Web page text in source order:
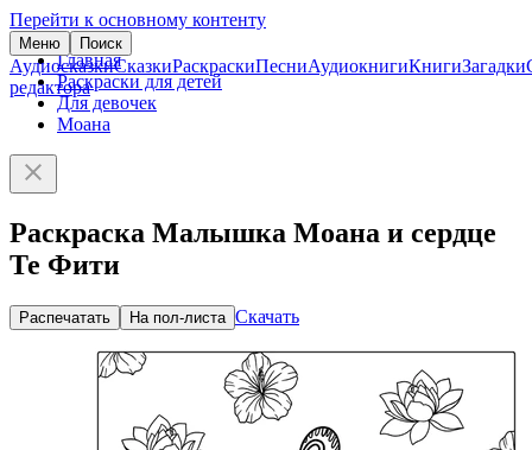
Перейти к основному контенту
Меню Поиск
АудиосказкиСказкиРаскраскиПесниАудиокнигиКнигиЗагадки
редактора
Главная
Раскраски для детей
Для девочек
Моана
Раскраска Малышка Моана и сердце
Те Фити
Распечатать На пол-листа Скачать